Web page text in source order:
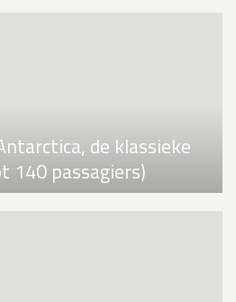
de klassieke
140 passagiers)